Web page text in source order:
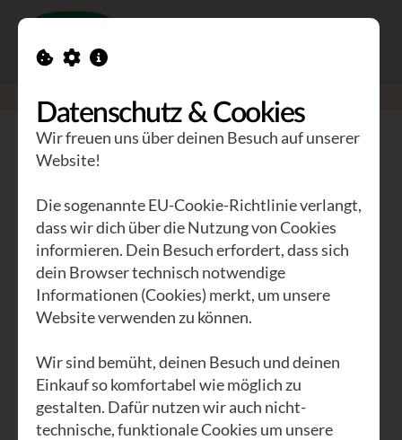
Den Sinnen vertrauen.
und Tatendrang. Hier kommen Menschen
zusammen, um zu lernen, zu wachsen und die Welt
ein Stückchen besser zu machen. Ob du nun in die
Tiefen der Kräuterkunde eintauchen oder deine
Stimme beim Singen erheben möchtest – hier
Lernen, sondern auch ums Leben. Ihr erreicht uns
jederzeit under
akademie@gea.at
oder unter
02853 76503400.
Datenschutz & Cookies
Wir freuen uns über deinen Besuch auf unserer
Website!
Die sogenannte EU-Cookie-Richtlinie verlangt,
dass wir dich über die Nutzung von Cookies
informieren. Dein Besuch erfordert, dass sich
dein Browser technisch notwendige
Informationen (Cookies) merkt, um unsere
Website verwenden zu können.
Wir sind bemüht, deinen Besuch und deinen
Einkauf so komfortabel wie möglich zu
gestalten. Dafür nutzen wir auch nicht-
technische, funktionale Cookies um unsere